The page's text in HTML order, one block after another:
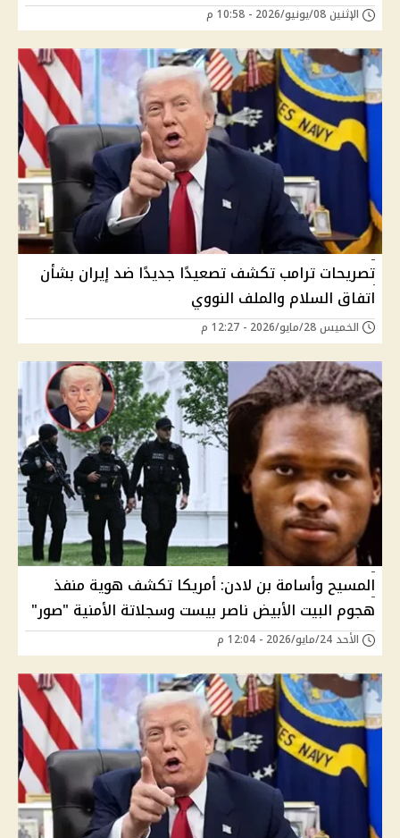
الإثنين 08/يونيو/2026 - 10:58 م
تصريحات ترامب تكشف تصعيدًا جديدًا ضد إيران بشأن
اتفاق السلام والملف النووي
الخميس 28/مايو/2026 - 12:27 م
المسيح وأسامة بن لادن: أمريكا تكشف هوية منفذ
هجوم البيت الأبيض ناصر بيست وسجلاتة الأمنية "صور"
الأحد 24/مايو/2026 - 12:04 م